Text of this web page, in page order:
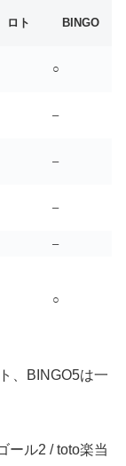
ロト BINGO
○
–
–
–
–
○
、BINGO5は一
ール2 / toto楽当